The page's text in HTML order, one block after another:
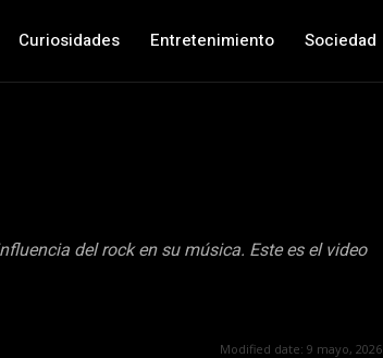
Curiosidades Entretenimiento Sociedad
del rock en su música. Este es el video
Modified date: 9 mayo, 2026